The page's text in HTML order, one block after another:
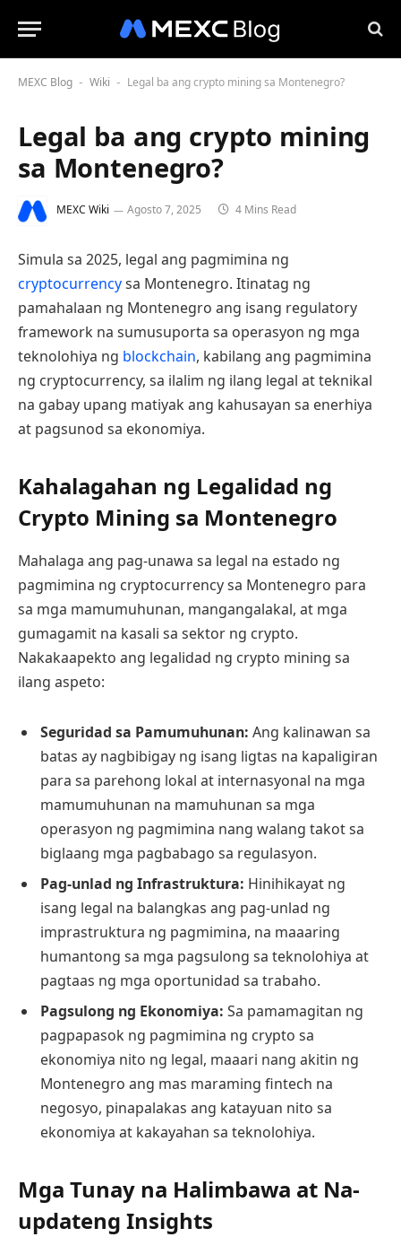
MEXC Blog - Wiki - Legal ba ang crypto mining sa Montenegro?
Legal ba ang crypto mining
sa Montenegro?
MEXC Wiki Agosto 7, 2025 4 Mins Read
Simula sa 2025, legal ang pagmimina ng
cryptocurrencysa Montenegro. Itinatag ng
pamahalaan ng Montenegro ang isang regulatory
framework na sumusuporta sa operasyon ng mga
teknolohiya ng blockchain, kabilang ang pagmimina
ng cryptocurrency, sa ilalim ng ilang legal at teknikal
na gabay upang matiyak ang kahusayan sa enerhiya
at pagsunod sa ekonomiya.
Kahalagahan ng Legalidad ng
Crypto Mining sa Montenegro
Mahalaga ang pag-unawa sa legal na estado ng
pagmimina ng cryptocurrency sa Montenegro para
sa mga mamumuhunan, mangangalakal, at mga
gumagamit na kasali sa sektor ng crypto.
Nakakaapekto ang legalidad ng crypto mining sa
ilang aspeto:
Seguridad sa Pamumuhunan: Ang kalinawan sa
batas ay nagbibigay ng isang ligtas na kapaligiran
para sa parehong lokal at internasyonal na mga
mamumuhunan na mamuhunan sa mga
operasyon ng pagmimina nang walang takot sa
biglaang mga pagbabago sa regulasyon.
Pag-unlad ng Infrastruktura: Hinihikayat ng
isang legal na balangkas ang pag-unlad ng
imprastruktura ng pagmimina, na maaaring
humantong sa mga pagsulong sa teknolohiya at
pagtaas ng mga oportunidad sa trabaho.
Pagsulong ng Ekonomiya: Sa pamamagitan ng
pagpapasok ng pagmimina ng crypto sa
ekonomiya nito ng legal, maaari nang akitin ng
Montenegro ang mas maraming fintech na
negosyo, pinapalakas ang katayuan nito sa
ekonomiya at kakayahan sa teknolohiya.
Mga Tunay na Halimbawa at Na-
updateng Insights